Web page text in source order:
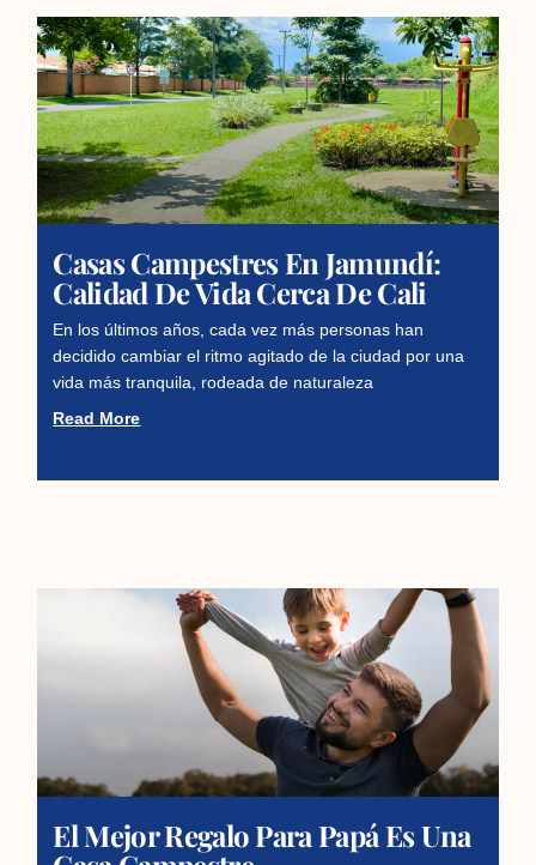
Casas Campestres En Jamundí:
Calidad De Vida Cerca De Cali
En los últimos años, cada vez más personas han
decidido cambiar el ritmo agitado de la ciudad por una
vida más tranquila, rodeada de naturaleza
Read More
El Mejor Regalo Para Papá Es Una